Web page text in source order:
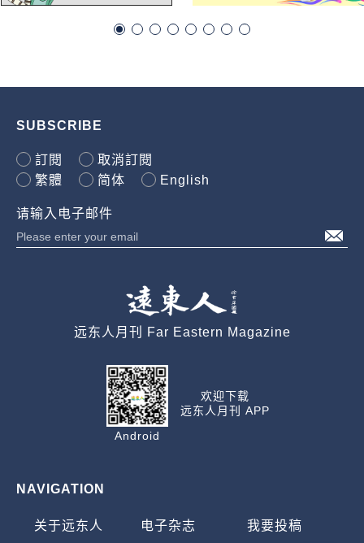
SUBSCRIBE
訂閱
取消訂閱
繁體
简体 English
请输入电子邮件
远东人月刊 Far Eastern Magazine
Android
欢迎下载
远东人月刊 APP
NAVIGATION
关于远东人 电子杂志 我要投稿